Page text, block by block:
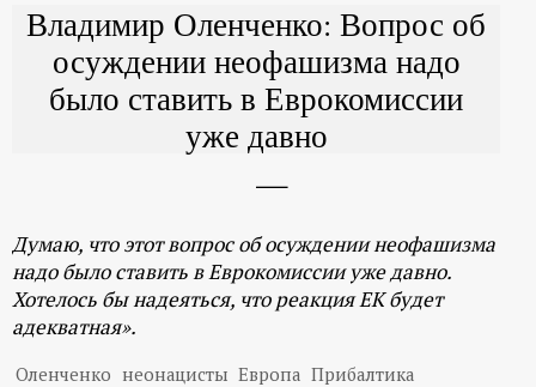
Владимир Оленченко: Вопрос об
осуждении неофашизма надо
было ставить в Еврокомиссии
уже давно
Думаю, что этот вопрос об осуждении неофашизма
надо было ставить в Еврокомиссии уже давно.
Хотелось бы надеяться, что реакция ЕК будет
адекватная».
Оленченко неонацисты Европа Прибалтика